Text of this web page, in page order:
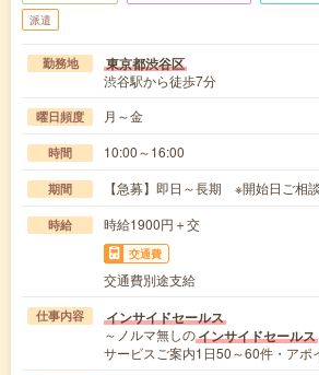
派遣
勤務地 東京都渋谷区
渋谷駅から徒歩7分
曜日頻度 月～金
時間 10:00～16:00
期間 【急募】即日～長期 ※開始日ご相
時給 時給1900円＋交
交通費
交通費別途支給
仕事内容 インサイドセールス
～ノルマ無しのインサイドセールス
サービスご案内1日50～60件・ア